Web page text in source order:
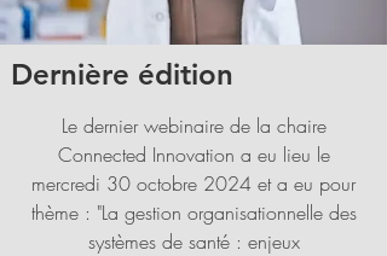
Dernière édition
Le dernier webinaire de la chaire
Connected Innovation a eu lieu le
mercredi 30 octobre 2024 et a eu pour
thème : "La gestion organisationnelle des
systèmes de santé : enjeux